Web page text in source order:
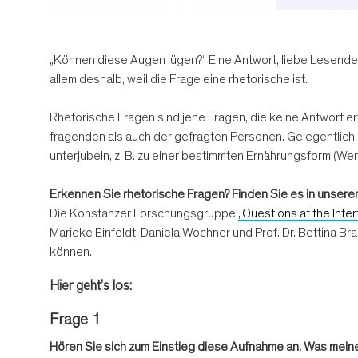
„Können diese Augen lügen?“ Eine Antwort, liebe
allem deshalb, weil die Frage eine rhetorische ist.
Rhetorische Fragen sind jene Fragen, die keine Antwort
fragenden als auch der gefragten Personen.
unterjubeln, z. B. zu einer bestimmten Ernährungsform
Erkennen Sie rhetorische Fragen? Finden Sie es in
Die Konstanzer Forschungsgruppe „Questions at the
Marieke Einfeldt, Daniela Wochner und Prof. Dr. Bettina
können.
Hier geht’s los:
Frage 1
Hören Sie sich zum Einstieg diese Aufnahme an. Was